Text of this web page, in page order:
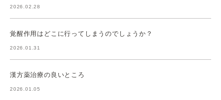
2026.02.28
覚醒作用はどこに行ってしまうのでしょうか？
2026.01.31
漢方薬治療の良いところ
2026.01.05